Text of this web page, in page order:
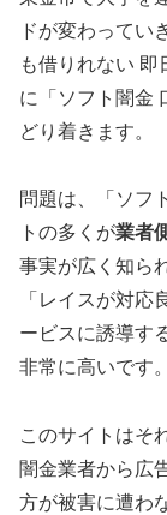
ドが変わってい
も借りれない
に「ソフト闇金
どり着きます。
問題は、「ソフ
トの多くが業者
事実が広く知ら
「レイスが対
ービスに誘導す
非常に高いです。
このサイトはそ
闇金業者から広
方が被害に遭わ